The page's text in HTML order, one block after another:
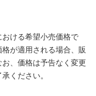
ける希望小売価格で
が適用される場合、販
、価格は予告なく変更
ください。